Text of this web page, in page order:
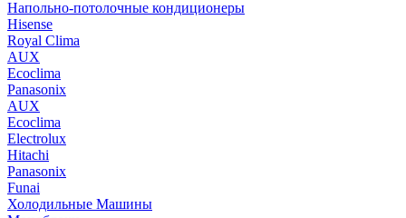
Напольно-потолочные кондиционеры
Hisense
Royal Clima
AUX
Ecoclima
Panasonix
AUX
Ecoclima
Electrolux
Hitachi
Panasonix
Funai
Холодильные Машины